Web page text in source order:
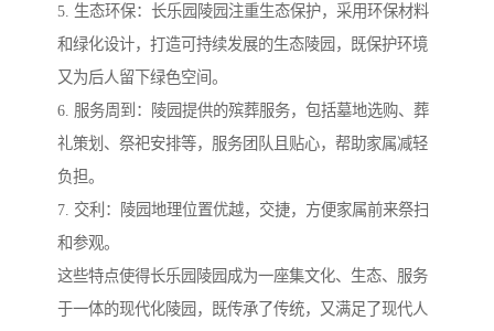
5. 生态环保：长乐园陵园注重生态保护，采用环保材料
和绿化设计，打造可持续发展的生态陵园，既保护环境
又为后人留下绿色空间。
6. 服务周到：陵园提供的殡葬服务，包括墓地选购、葬
礼策划、祭祀安排等，服务团队且贴心，帮助家属减轻
负担。
7. 交利：陵园地理位置优越，交捷，方便家属前来祭扫
和参观。
这些特点使得长乐园陵园成为一座集文化、生态、服务
于一体的现代化陵园，既传承了传统，又满足了现代人